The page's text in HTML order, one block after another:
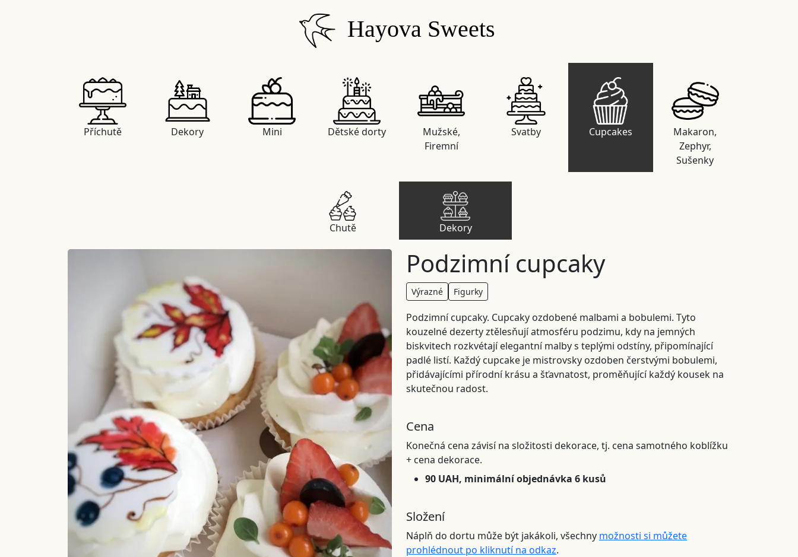
Hayova Sweets
Příchutě Dekory Mini Dětské dorty
Mužské,
Firemní
Svatby Cupcakes
Makaron,
Zephyr,
Sušenky
Chutě Dekory
Podzimní cupcaky
Výrazné Figurky
Podzimní cupcaky. Cupcaky ozdobené malbami a bobulemi. Tyto
kouzelné dezerty ztělesňují atmosféru podzimu, kdy na jemných
biskvitech rozkvétají elegantní malby s teplými odstíny, připomínající
padlé listí. Každý cupcake je mistrovsky ozdoben čerstvými bobulemi,
přidávajícími přírodní krásu a šťavnatost, proměňující každý kousek na
skutečnou radost.
Cena
Konečná cena závisí na složitosti dekorace, tj. cena samotného koblížku
+ cena dekorace.
90 UAH, minimální objednávka 6 kusů
Složení
Náplň do dortu může být jakákoli, všechny možnosti si můžete
prohlédnout po kliknutí na odkaz.